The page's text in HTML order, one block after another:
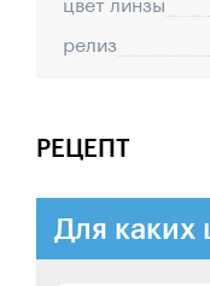
релиз
РЕЦЕПТ
Для каких